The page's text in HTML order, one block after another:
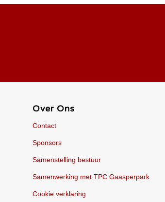
Over Ons
Contact
Sponsors
Samenstelling bestuur
Samenwerking met TPC Gaasperpark
Cookie verklaring